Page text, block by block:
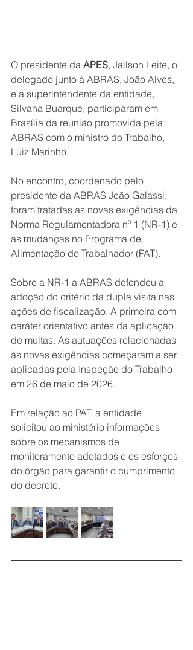
O presidente da APES, Jailson Leite, o
delegado junto à ABRAS, João Alves,
e a superintendente da entidade,
Silvana Buarque, participaram em
Brasília da reunião promovida pela
ABRAS com o ministro do Trabalho,
Luiz Marinho.
No encontro, coordenado pelo
presidente da ABRAS João Galassi,
foram tratadas as novas exigências da
Norma Regulamentadora nº 1 (NR-1) e
as mudanças no Programa de
Alimentação do Trabalhador (PAT).
Sobre a NR-1 a ABRAS defendeu a
adoção do critério da dupla visita nas
ações de fiscalização. A primeira com
caráter orientativo antes da aplicação
de multas. As autuações relacionadas
às novas exigências começaram a ser
aplicadas pela Inspeção do Trabalho
em 26 de maio de 2026.
Em relação ao PAT, a entidade
solicitou ao ministério informações
sobre os mecanismos de
monitoramento adotados e os esforços
do órgão para garantir o cumprimento
do decreto.